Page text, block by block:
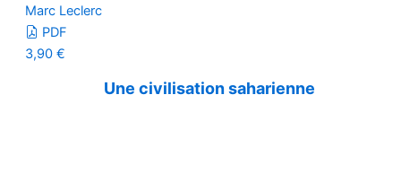
Marc Leclerc
PDF
3,90 €
Une civilisation saharienne